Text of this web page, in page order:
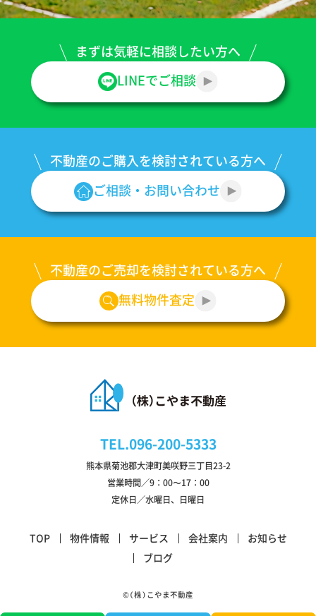
まずは気軽に相談したい方へ
LINEでご相談
不動産のご購入を検討されている方へ
ご相談・ お問い合わせ
不動産のご売却を検討されている方へ
無料物件査定
TEL.096-200-5333
熊本県菊池郡大津町美咲野三丁目23-2
営業時間／9：00〜17：00
定休日／水曜日、日曜日
TOP 物件情報 サービス 会社案内
お知らせ
ブログ
©（株）こやま不動産